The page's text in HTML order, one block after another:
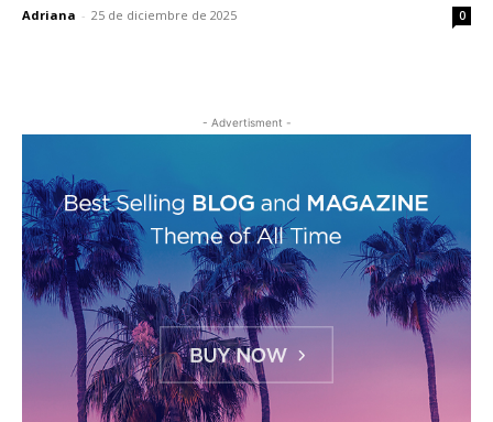
Adriana - 25 de diciembre de 2025 0
- Advertisment -